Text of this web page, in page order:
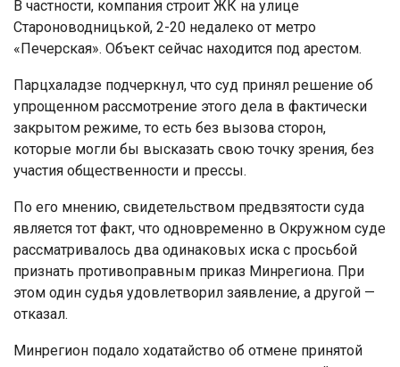
В частности, компания строит ЖК на улице
Староноводницькой, 2-20 недалеко от метро
«Печерская». Объект сейчас находится под арестом.
Парцхаладзе подчеркнул, что суд принял решение об
упрощенном рассмотрение этого дела в фактически
закрытом режиме, то есть без вызова сторон,
которые могли бы высказать свою точку зрения, без
участия общественности и прессы.
По его мнению, свидетельством предвзятости суда
является тот факт, что одновременно в Окружном суде
рассматривалось два одинаковых иска с просьбой
признать противоправным приказ Минрегиона. При
этом один судья удовлетворил заявление, а другой —
отказал.
Минрегион подало ходатайство об отмене принятой